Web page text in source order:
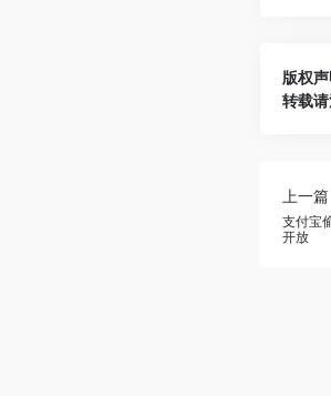
版权声
转载请
上一篇
支付宝
开放